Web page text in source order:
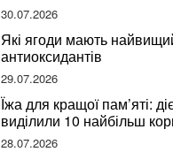
30.07.2026
Які ягоди мають
антиоксидантів
29.07.2026
Їжа для кращої пам’яті:
виділили 10 найбільш
продуктів
28.07.2026